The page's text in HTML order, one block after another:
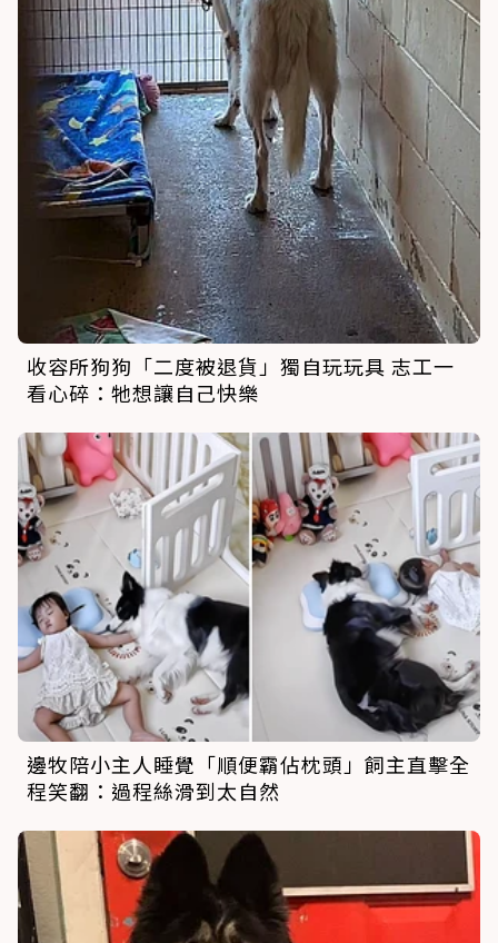
收容所狗狗「二度被退貨」獨自玩玩具 志工一
看心碎：牠想讓自己快樂
邊牧陪小主人睡覺「順便霸佔枕頭」飼主直擊全
程笑翻：過程絲滑到太自然